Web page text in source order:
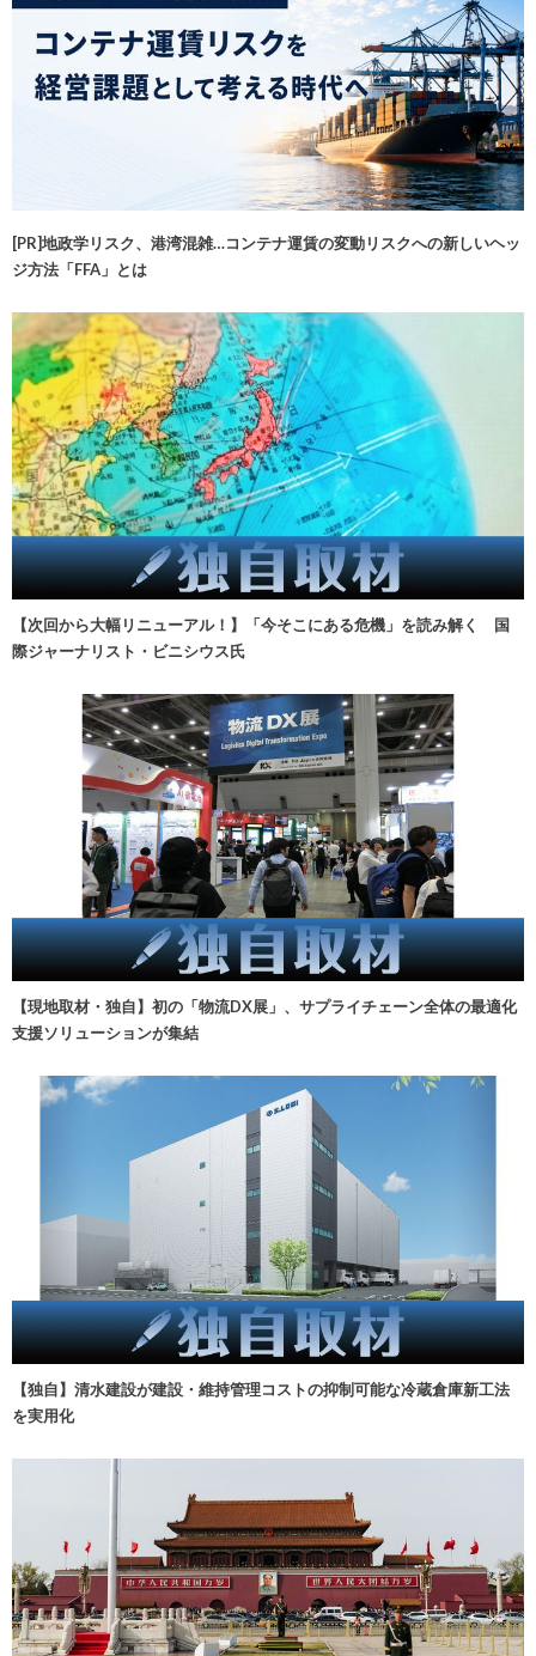
[PR]地政学リスク、港湾混雑…コンテナ運賃の変動リスクへの新しいヘッ
ジ方法「FFA」とは
【次回から大幅リニューアル！】「今そこにある危機」を読み解く 国
際ジャーナリスト・ビニシウス氏
【現地取材・独自】初の「物流DX展」、サプライチェーン全体の最適化
支援ソリューションが集結
【独自】清水建設が建設・維持管理コストの抑制可能な冷蔵倉庫新工法
を実用化